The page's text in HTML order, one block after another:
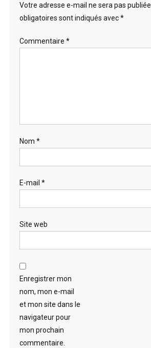
Votre adresse e-mail ne sera pas publiée.
obligatoires sont indiqués avec*
Commentaire *
Nom *
E-mail *
Site web
Enregistrer mon
nom, mon e-mail
et mon site dans le
navigateur pour
mon prochain
commentaire.